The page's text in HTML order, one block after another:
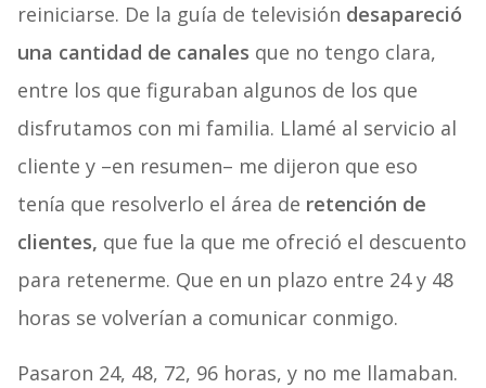
reiniciarse. De la guía de televisión desapareció
una cantidad de canales que no tengo clara,
entre los que figuraban algunos de los que
disfrutamos con mi familia. Llamé al servicio al
cliente y –en resumen– me dijeron que eso
tenía que resolverlo el área de retención de
clientes, que fue la que me ofreció el descuento
para retenerme. Que en un plazo entre 24 y 48
horas se volverían a comunicar conmigo.
Pasaron 24, 48, 72, 96 horas, y no me llamaban.